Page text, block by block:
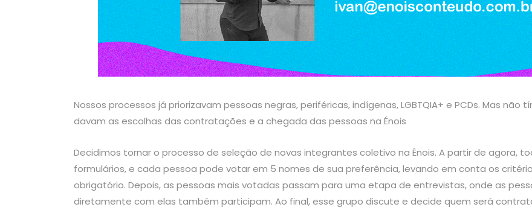
Nossos processos já priorizavam pessoas negras, periféricas, indígenas, LGBTQIA+ e PCDs. Mas
davam as escolhas das contratações e a chegada das pessoas na Énois
Decidimos tornar o processo de seleção de novas integrantes coletivo na Énois. A partir de agora,
formulários, e cada pessoa pode votar em 5 nomes de sua preferência, levando em conta os
obrigatório. Depois, as pessoas mais votadas passam para uma etapa de entrevistas, onde as
diretamente com elas também participam. Ao final, esse grupo discute e decide quem será